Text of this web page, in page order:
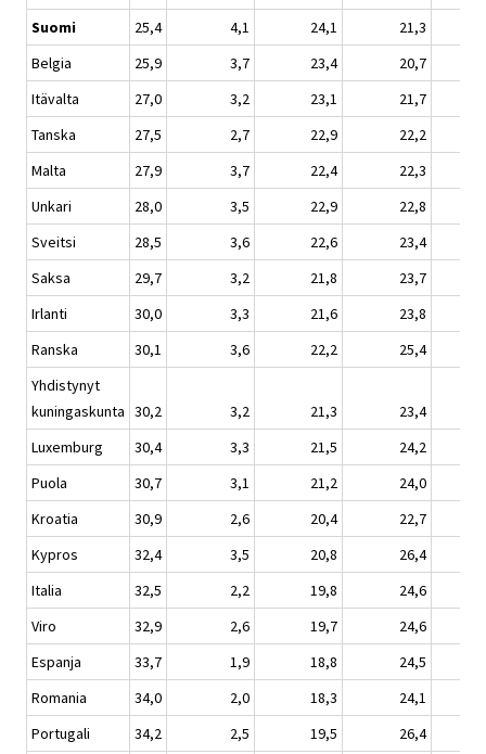
Suomi
25,4 4,1 24,1 21,3
Belgia
25,9 3,7 23,4 20,7
Itävalta
27,0 3,2 23,1 21,7
Tanska
27,5 2,7 22,9 22,2
Malta
27,9 3,7 22,4 22,3
Unkari
28,0 3,5 22,9 22,8
Sveitsi
28,5 3,6 22,6 23,4
Saksa
29,7 3,2 21,8 23,7
Irlanti
30,0 3,3 21,6 23,8
Ranska
30,1 3,6 22,2 25,4
Yhdistynyt
kuningaskunta 30,2 3,2 21,3 23,4
Luxemburg
30,4 3,3 21,5 24,2
Puola
30,7 3,1 21,2 24,0
Kroatia
30,9 2,6 20,4 22,7
Kypros
32,4 3,5 20,8 26,4
Italia
32,5 2,2 19,8 24,6
Viro
32,9 2,6 19,7 24,6
Espanja
33,7 1,9 18,8 24,5
Romania
34,0 2,0 18,3 24,1
Portugali
34,2 2,5 19,5 26,4